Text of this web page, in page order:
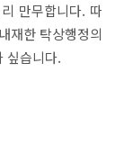
만무합니다. 따
재한 탁상행정의
싶습니다.